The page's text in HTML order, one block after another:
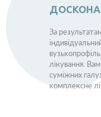
За
лікування.
суміжних
комплексне